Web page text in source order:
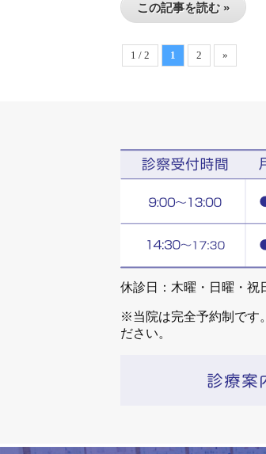
この記事を読む »
1 / 2 1 2 »
休診日：木曜・日曜・祝
※当院は完全予約制です
ださい。